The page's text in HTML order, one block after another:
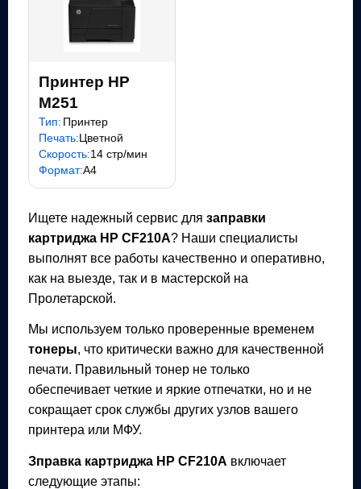
Принтер HP
M251
Тип: Принтер
Печать:Цветной
Скорость:14 стр/мин
Формат:A4
Ищете надежный сервис для заправки
картриджа HP CF210A? Наши специалисты
выполнят все работы качественно и оперативно,
как на выезде, так и в мастерской на
Пролетарской.
Мы используем только проверенные временем
тонеры, что критически важно для качественной
печати. Правильный тонер не только
обеспечивает четкие и яркие отпечатки, но и не
сокращает срок службы других узлов вашего
принтера или МФУ.
Зправка картриджа HP CF210A включает
следующие этапы: